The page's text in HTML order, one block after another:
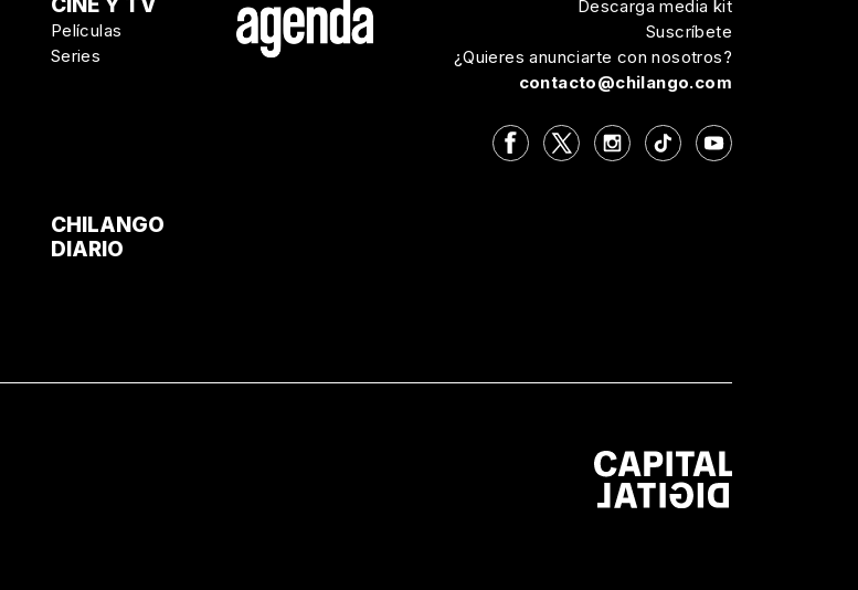
Películas
Series
CHILANGO
DIARIO
Descarga media kit
Suscríbete
¿Quieres anunciarte con nosotros?
contacto@chilango.com